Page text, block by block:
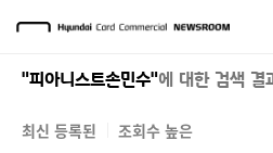
"피아니스트손민수"에 대한 검색 결
최신 등록된 조회수 높은